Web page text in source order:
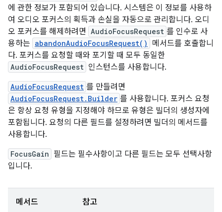
에 관한 정보가 포함되어 있습니다. 시스템은 이 정보를 사용하
여 오디오 포커스의 획득과 손실을 자동으로 관리합니다. 오디
오 포커스를 해제하려면 AudioFocusRequest 를 인수로 사
용하는 abandonAudioFocusRequest()
메서드를 호출합니
다. 포커스를 요청할 때와 포기할 때 모두 동일한
AudioFocusRequest 인스턴스를 사용합니다.
AudioFocusRequest 를 만들려면
AudioFocusRequest.Builder 를 사용합니다. 포커스 요청
은 항상 요청 유형을 지정해야 하므로 유형은 빌더의 생성자에
포함됩니다. 요청의 다른 필드를 설정하려면 빌더의 메서드를
사용합니다.
FocusGain 필드는 필수사항이고 다른 필드는 모두 선택사항
입니다.
메서드 참고